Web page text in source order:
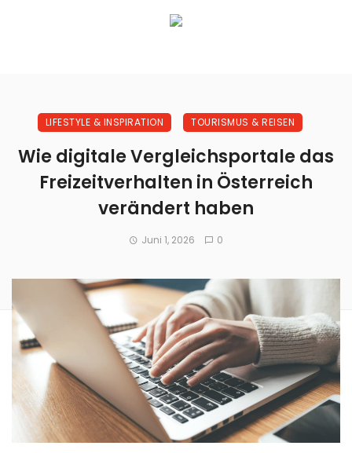
LIFESTYLE & INSPIRATION TOURISMUS & REISEN
Wie digitale Vergleichsportale das
Freizeitverhalten in Österreich
verändert haben
Juni 1, 2026 0